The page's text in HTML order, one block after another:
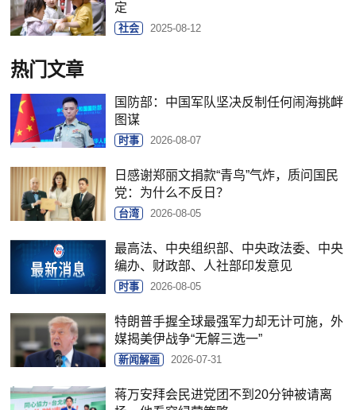
定
社会 2025-08-12
热门文章
国防部：中国军队坚决反制任何闹海挑衅
图谋
时事 2026-08-07
日感谢郑丽文捐款“青鸟”气炸，质问国民
党：为什么不反日？
台湾 2026-08-05
最高法、中央组织部、中央政法委、中央
编办、财政部、人社部印发意见
时事 2026-08-05
特朗普手握全球最强军力却无计可施，外
媒揭美伊战争“无解三选一”
新闻解画 2026-07-31
蒋万安拜会民进党团不到20分钟被请离